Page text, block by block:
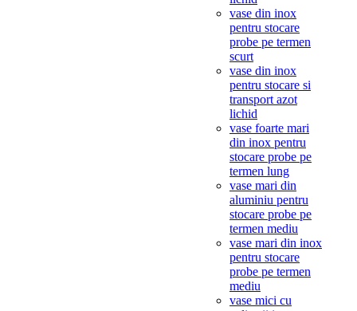
vase din inox
pentru stocare
probe pe termen
scurt
vase din inox
pentru stocare si
transport azot
lichid
vase foarte mari
din inox pentru
stocare probe pe
termen lung
vase mari din
aluminiu pentru
stocare probe pe
termen mediu
vase mari din inox
pentru stocare
probe pe termen
mediu
vase mici cu